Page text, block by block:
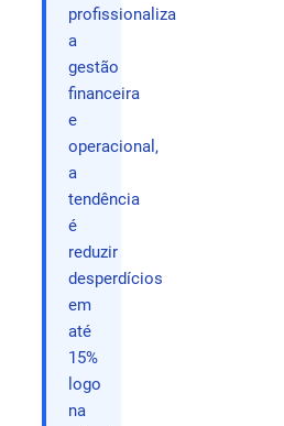
profissionaliza
a
gestão
financeira
e
operacional,
a
tendência
é
reduzir
desperdícios
em
até
15%
logo
na